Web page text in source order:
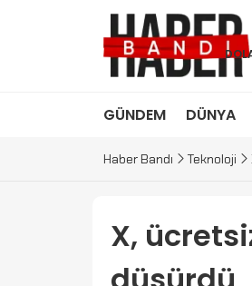
GÜNDEM DÜNYA
Haber Bandı Teknoloji
X,